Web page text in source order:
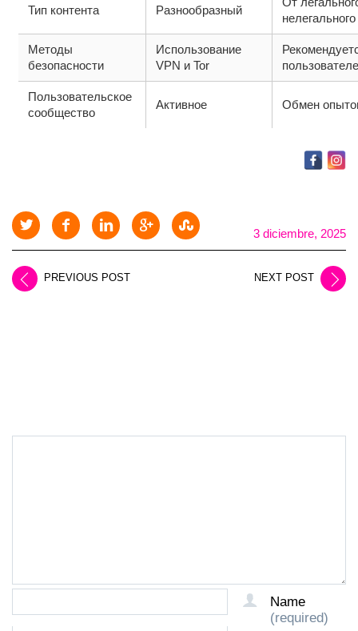
Тип контента Разнообразный
нелегального
Методы
безопасности
Использование
VPN и Tor
Пользовательское
сообщество
Активное Обмен
3 diciembre, 2025
PREVIOUS POST NEXT POST
Name
(required)